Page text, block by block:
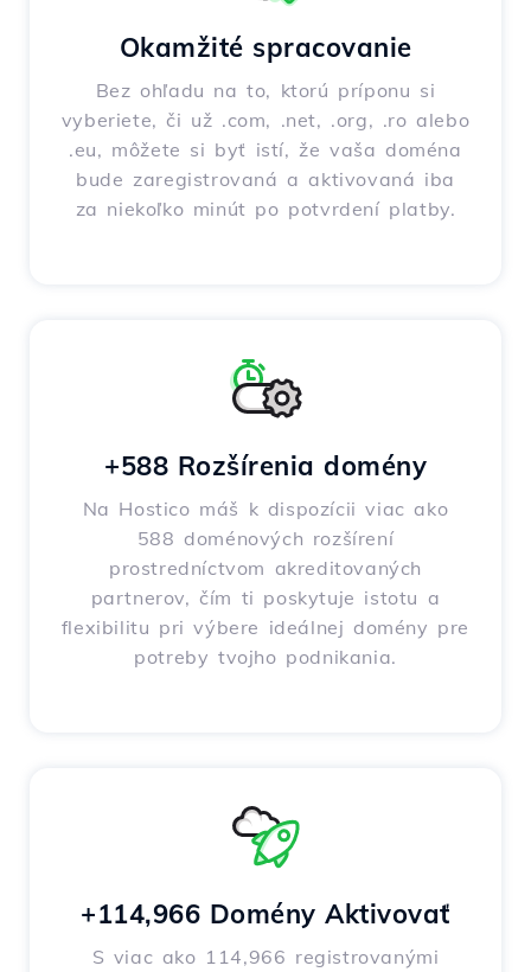
Okamžité spracovanie
Bez ohľadu na to, ktorú príponu si
vyberiete, či už .com, .net, .org, .ro alebo
.eu, môžete si byť istí, že vaša doména
bude zaregistrovaná a aktivovaná iba
za niekoľko minút po potvrdení platby.
+588 Rozšírenia domény
Na Hostico máš k dispozícii viac ako
588 doménových rozšírení
prostredníctvom akreditovaných
partnerov, čím ti poskytuje istotu a
flexibilitu pri výbere ideálnej domény pre
potreby tvojho podnikania.
+114,966 Domény Aktivovať
S viac ako 114,966 registrovanými